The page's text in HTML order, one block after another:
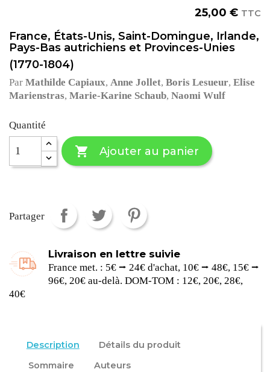
25,00 € TTC
France, États-Unis, Saint-Domingue, Irlande,
Pays-Bas autrichiens et Provinces-Unies
(1770-1804)
Par Mathilde Capiaux, Anne Jollet, Boris Lesueur, Elise
Marienstras, Marie-Karine Schaub, Naomi Wulf
Quantité
 Ajouter au panier
Partager
Livraison en lettre suivie
France met. : 5€ ⭢ 24€ d'achat, 10€ ⭢ 48€, 15€ ⭢
96€, 20€ au-delà. DOM-TOM : 12€, 20€, 28€,
40€
Description
Détails du produit
Sommaire
Auteurs